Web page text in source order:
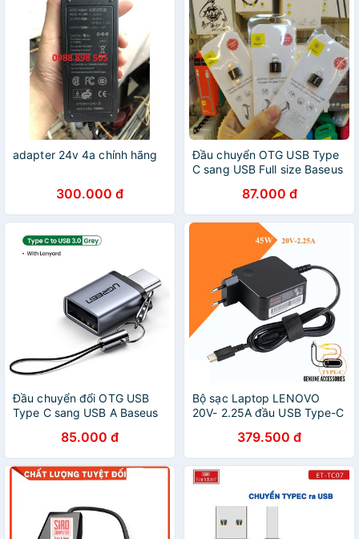
adapter 24v 4a chính hãng
300.000 đ
Đầu chuyển OTG USB Type
C sang USB Full size Baseus
Cable Adapter Converter)
87.000 đ
Đầu chuyển đổi OTG USB
Type C sang USB A Baseus
Cable Adapter Converter)
85.000 đ
Bộ sạc Laptop LENOVO
20V- 2.25A đầu USB Type-C
2.25A đầu USB Type-C
379.500 đ